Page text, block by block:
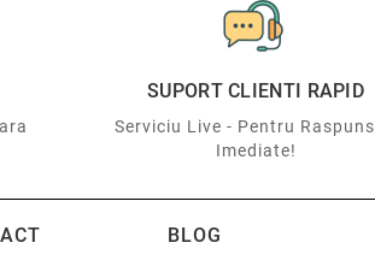
SUPORT CLIENTI RAPID
Serviciu Live - Pentru
Imediate!
BLOG